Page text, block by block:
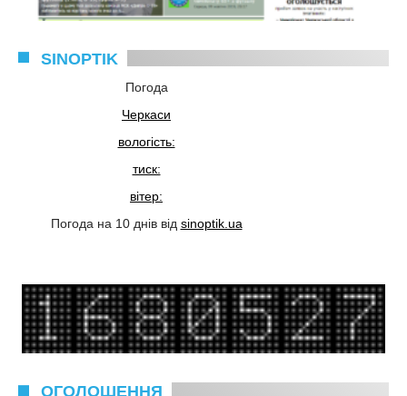
SINOPTIK
Погода
Черкаси
вологість:
тиск:
вітер:
Погода на 10 днів від sinoptik.ua
ОГОЛОШЕННЯ